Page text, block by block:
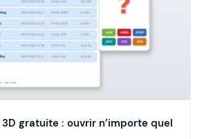
gratuite : ouvrir n’importe quel